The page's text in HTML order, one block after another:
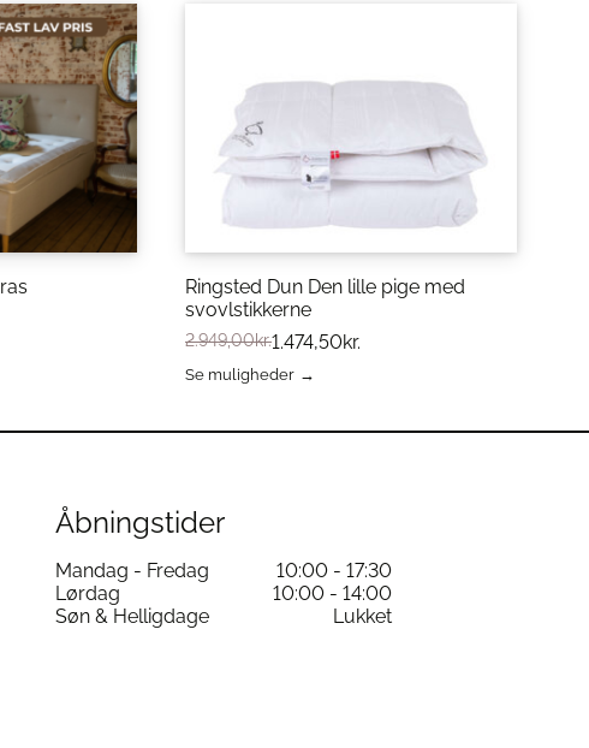
Ringsted Dun Den lille pige med
svovlstikkerne
2.949,00kr.1.474,50kr.
Se muligheder
har
Mulighederne
kan
på
Åbningstider
Mandag - Fredag
10:00 - 17:30
Lørdag
10:00 - 14:00
Søn & Helligdage
Lukket